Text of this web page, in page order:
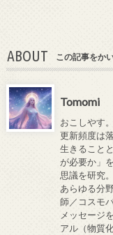
ABOUT この記事をか
Tomomi
おこしやす
更新頻度は
生きること
が必要か」
思議を研究
あらゆる分
師／コスモ
メッセージ
アル（物質